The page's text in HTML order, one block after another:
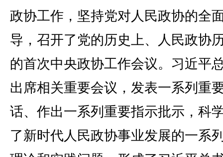
政协工作，坚持党对人民政协的全
导，召开了党的历史上、人民政协
的首次中央政协工作会议。习近平
出席相关重要会议，发表一系列重
话、作出一系列重要指示批示，科
了新时代人民政协事业发展的一系